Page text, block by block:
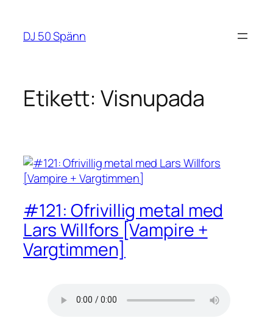
innehåll
DJ 50 Spänn
Etikett:Visnupada
#121: Ofrivillig metal med
Lars Willfors [Vampire +
Vargtimmen]